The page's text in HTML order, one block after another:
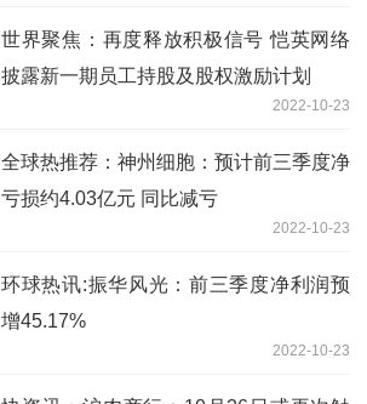
世界聚焦：再度释放积极信号 恺英网络
披露新一期员工持股及股权激励计划
2022-10-23
全球热推荐：神州细胞：预计前三季度净
亏损约4.03亿元 同比减亏
2022-10-23
环球热讯:振华风光：前三季度净利润预
增45.17%
2022-10-23